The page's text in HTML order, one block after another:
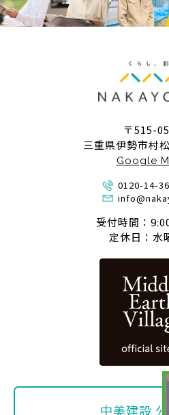
〒515-
三重県伊勢市村
Google
0120-14-
受付時間：
定休日：水
中美建設